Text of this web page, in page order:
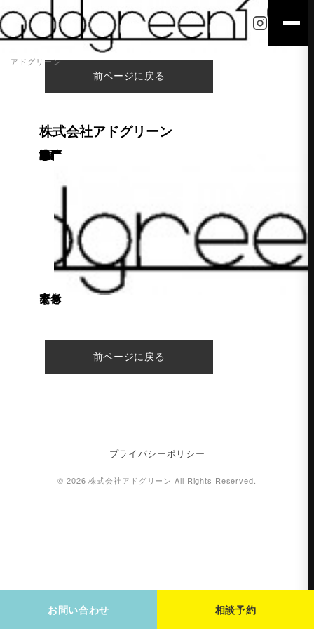
アドグリーン
お問い合わせ 相談予約
前ページに戻る
株式会社アドグリーン
あけましておめでとうございます。 こんにちは、津江です。 昨年末「株式会社アドグリーン」として法人化いたしました。 本年も引き続きよろしくお願いいたします。 記述：津江
家と庭を一体で考えるならアドグリーン
前ページに戻る
プライバシーポリシー
© 2026 株式会社アドグリーン All Rights Reserved.